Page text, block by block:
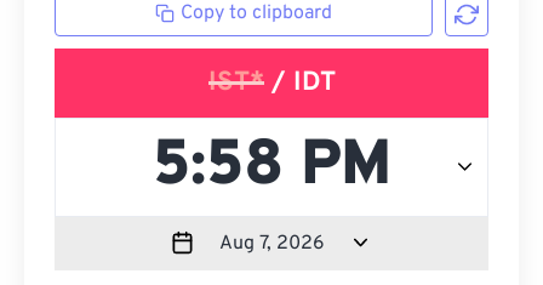
Copy to clipboard
IST*/ IDT